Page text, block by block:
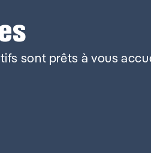
sont prêts à vous